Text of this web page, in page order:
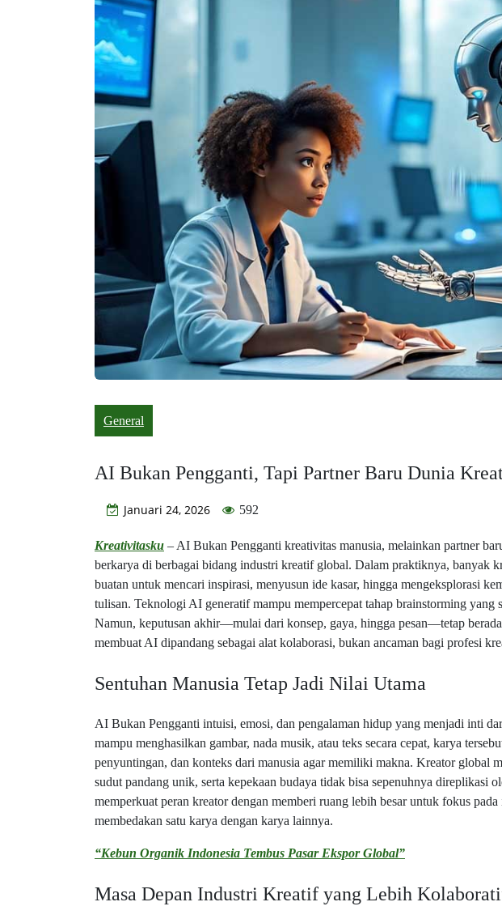
General
AI Bukan Pengganti, Tapi Partner Baru Dunia
Januari 24, 2026 592
Kreativitasku – AI Bukan Pengganti kreativitas manusia, melainkan partner
berkarya di berbagai bidang industri kreatif global. Dalam praktiknya, banyak
buatan untuk mencari inspirasi, menyusun ide kasar, hingga mengeksplorasi
tulisan. Teknologi AI generatif mampu mempercepat tahap brainstorming yang
Namun, keputusan akhir—mulai dari konsep, gaya, hingga pesan—tetap
membuat AI dipandang sebagai alat kolaborasi, bukan ancaman bagi profesi
Sentuhan Manusia Tetap Jadi Nilai Utama
AI Bukan Pengganti intuisi, emosi, dan pengalaman hidup yang menjadi inti
mampu menghasilkan gambar, nada musik, atau teks secara cepat, karya
penyuntingan, dan konteks dari manusia agar memiliki makna. Kreator global
sudut pandang unik, serta kepekaan budaya tidak bisa sepenuhnya direplikasi
memperkuat peran kreator dengan memberi ruang lebih besar untuk fokus
membedakan satu karya dengan karya lainnya.
“Kebun Organik Indonesia Tembus Pasar Ekspor Global”
Masa Depan Industri Kreatif yang Lebih